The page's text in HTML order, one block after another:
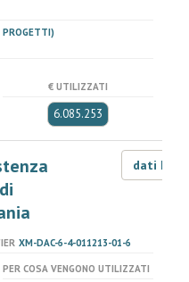
PROGETTI)
€ UTILIZZATI
6.085.253
dati LOD
XM-DAC-6-4-011213-01-6
PER COSA VENGONO UTILIZZATI